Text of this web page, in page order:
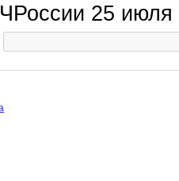
ЧРоссии 25 июля